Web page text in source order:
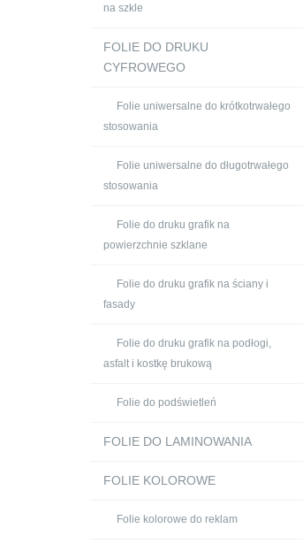
na szkle
FOLIE DO DRUKU
CYFROWEGO
Folie uniwersalne do krótkotrwałego
stosowania
Folie uniwersalne do długotrwałego
stosowania
Folie do druku grafik na
powierzchnie szklane
Folie do druku grafik na ściany i
fasady
Folie do druku grafik na podłogi,
asfalt i kostkę brukową
Folie do podświetleń
FOLIE DO LAMINOWANIA
FOLIE KOLOROWE
Folie kolorowe do reklam